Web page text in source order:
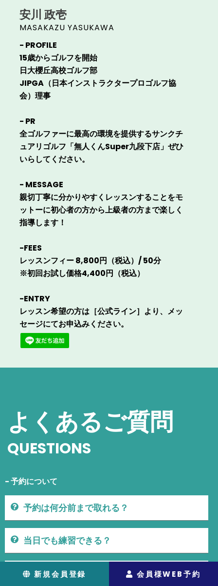
安川 政壱
MASAKAZU YASUKAWA
- PROFILE
15歳からゴルフを開始
日大櫻丘高校ゴルフ部
JIPGA（日本インストラクタープロゴルフ協
会）理事
- PR
全ゴルファーに最高の環境を提供するサンクチ
ュアリゴルフ「無人くんSuper九段下店」ぜひ
いらしてください。
- MESSAGE
親切丁寧に分かりやすくレッスンすることをモ
ットーに初心者の方から上級者の方まで楽しく
指導します！
-FEES
レッスンフィー 8,800円（税込）/ 50分
※初回お試し価格4,400円（税込）
-ENTRY
レッスン希望の方は［公式ライン］より、メッ
セージにてお申込みください。
よくあるご質問
QUESTIONS
- 予約について
予約は何分前まで取れる？
当日でも練習できる？
予約のキャンセルは出来る？
新規会員登録 会員様WEB予約